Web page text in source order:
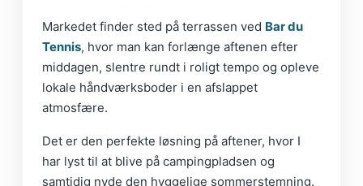
Markedet finder sted på terrassen ved Bar du
Tennis, hvor man kan forlænge aftenen efter
middagen, slentre rundt i roligt tempo og opleve
lokale håndværksboder i en afslappet
atmosfære.
Det er den perfekte løsning på aftener, hvor I
har lyst til at blive på campingpladsen og
samtidig nyde den hyggelige sommerstemning.